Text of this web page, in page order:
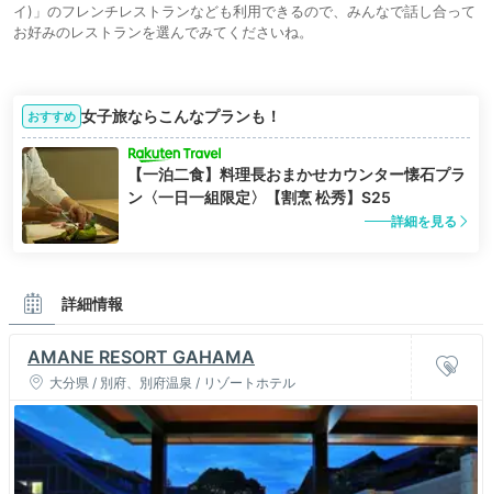
イ)」のフレンチレストランなども利用できるので、みんなで話し合って
お好みのレストランを選んでみてくださいね。
おすすめ 女子旅ならこんなプランも！
【一泊二食】料理長おまかせカウンター懐石プラ
ン〈一日一組限定〉【割烹 松秀】S25
詳細を見る
詳細情報
AMANE RESORT GAHAMA
大分県 / 別府、別府温泉 / リゾートホテル